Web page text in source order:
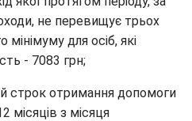
не перевищує трьох
для осіб, які
- 7083 грн;
строк отримання допомоги
з місяця